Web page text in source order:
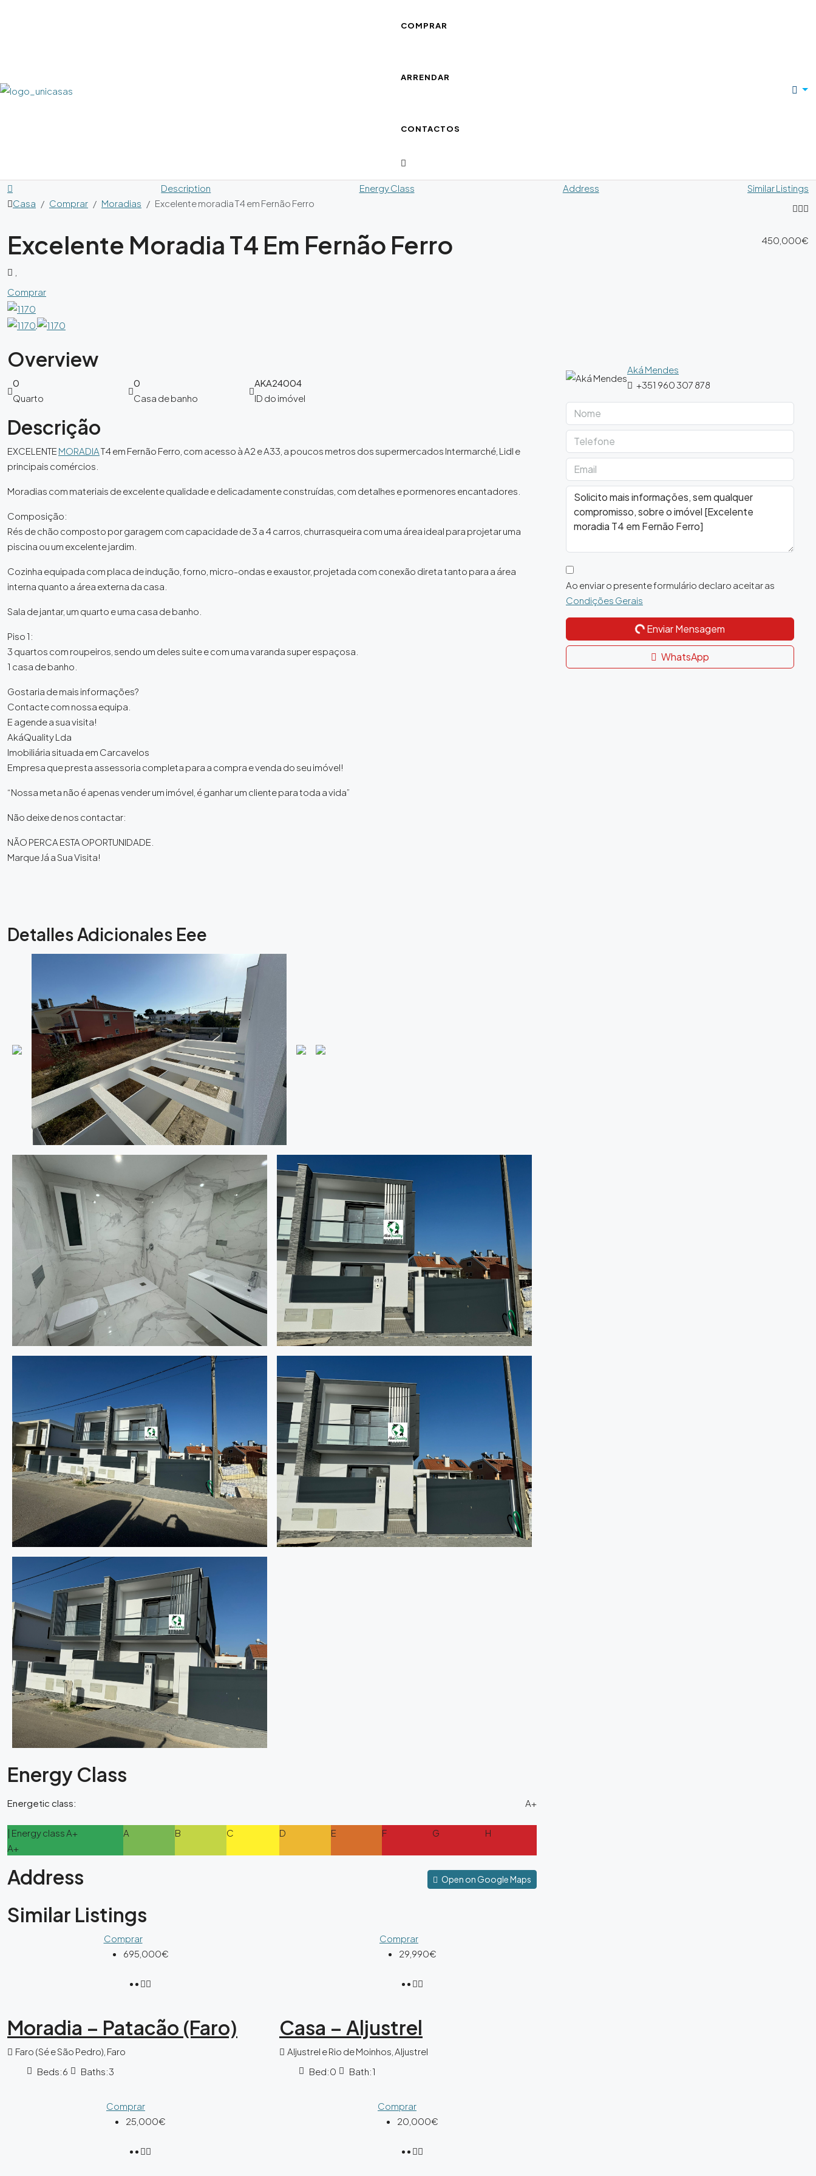
COMPRAR
ARRENDAR
CONTACTOS
Description Energy Class Address
Similar Listings
Casa
Comprar Moradias Excelente moradia T4 em Fernão Ferro
Excelente Moradia T4 Em Fernão Ferro
Comprar
450,000€
Overview
0
Quarto
0
Casa de banho
AKA24004
ID do imóvel
Descrição
EXCELENTE MORADIAT4 em Fernão Ferro, com acesso à A2 e A33, a poucos metros dos supermercados Intermarché, Lidl e
principais comércios.
Moradias com materiais de excelente qualidade e delicadamente construídas, com detalhes e pormenores encantadores.
Composição:
Rés de chão composto por garagem com capacidade de 3 a 4 carros, churrasqueira com uma área ideal para projetar uma
piscina ou um excelente jardim.
Cozinha equipada com placa de indução, forno, micro-ondas e exaustor, projetada com conexão direta tanto para a área
interna quanto a área externa da casa.
Sala de jantar, um quarto e uma casa de banho.
Piso 1:
3 quartos com roupeiros, sendo um deles suite e com uma varanda super espaçosa.
1 casa de banho.
Gostaria de mais informações?
Contacte com nossa equipa.
E agende a sua visita!
AkáQuality Lda
Imobiliária situada em Carcavelos
Empresa que presta assessoria completa para a compra e venda do seu imóvel!
“Nossa meta não é apenas vender um imóvel, é ganhar um cliente para toda a vida”
Não deixe de nos contactar:
NÃO PERCA ESTA OPORTUNIDADE.
Marque Já a Sua Visita!
Detalles Adicionales Eee
Energy Class
Energetic class: A+
| Energy class A+
A+
A B C D E F G H
Address Open on Google Maps
Similar Listings
Comprar
695,000€
Moradia – Patacão (Faro)
Faro (Sé e São Pedro), Faro
Beds:6 Baths:3
Comprar
29,990€
Casa – Aljustrel
Aljustrel e Rio de Moinhos, Aljustrel
Bed:0 Bath:1
Comprar
25,000€
Comprar
20,000€
Aká Mendes
+351 960 307 878
Ao enviar o presente formulário declaro aceitar as
Condições Gerais
Enviar Mensagem
WhatsApp